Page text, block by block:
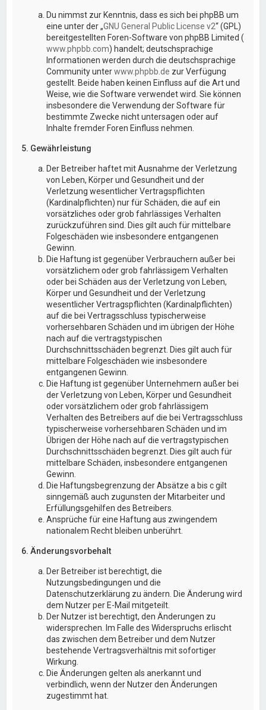
Du nimmst zur Kenntnis, dass es sich bei phpBB um
eine unter der „GNU General Public License v2“ (GPL)
bereitgestellten Foren-Software von phpBB Limited (
www.phpbb.com) handelt; deutschsprachige
Informationen werden durch die deutschsprachige
Community unterwww.phpbb.de zur Verfügung
gestellt. Beide haben keinen Einfluss auf die Art und
Weise, wie die Software verwendet wird. Sie können
insbesondere die Verwendung der Software für
bestimmte Zwecke nicht untersagen oder auf
Inhalte fremder Foren Einfluss nehmen.
5. Gewährleistung
Der Betreiber haftet mit Ausnahme der Verletzung
von Leben, Körper und Gesundheit und der
Verletzung wesentlicher Vertragspflichten
(Kardinalpflichten) nur für Schäden, die auf ein
vorsätzliches oder grob fahrlässiges Verhalten
zurückzuführen sind. Dies gilt auch für mittelbare
Folgeschäden wie insbesondere entgangenen
Gewinn.
Die Haftung ist gegenüber Verbrauchern außer bei
vorsätzlichem oder grob fahrlässigem Verhalten
oder bei Schäden aus der Verletzung von Leben,
Körper und Gesundheit und der Verletzung
wesentlicher Vertragspflichten (Kardinalpflichten)
auf die bei Vertragsschluss typischerweise
vorhersehbaren Schäden und im übrigen der Höhe
nach auf die vertragstypischen
Durchschnittsschäden begrenzt. Dies gilt auch für
mittelbare Folgeschäden wie insbesondere
entgangenen Gewinn.
Die Haftung ist gegenüber Unternehmern außer bei
der Verletzung von Leben, Körper und Gesundheit
oder vorsätzlichem oder grob fahrlässigem
Verhalten des Betreibers auf die bei Vertragsschluss
typischerweise vorhersehbaren Schäden und im
Übrigen der Höhe nach auf die vertragstypischen
Durchschnittsschäden begrenzt. Dies gilt auch für
mittelbare Schäden, insbesondere entgangenen
Gewinn.
Die Haftungsbegrenzung der Absätze a bis c gilt
sinngemäß auch zugunsten der Mitarbeiter und
Erfüllungsgehilfen des Betreibers.
Ansprüche für eine Haftung aus zwingendem
nationalem Recht bleiben unberührt.
6. Änderungsvorbehalt
Der Betreiber ist berechtigt, die
Nutzungsbedingungen und die
Datenschutzerklärung zu ändern. Die Änderung wird
dem Nutzer per E-Mail mitgeteilt.
Der Nutzer ist berechtigt, den Änderungen zu
widersprechen. Im Falle des Widerspruchs erlischt
das zwischen dem Betreiber und dem Nutzer
bestehende Vertragsverhältnis mit sofortiger
Wirkung.
Die Änderungen gelten als anerkannt und
verbindlich, wenn der Nutzer den Änderungen
zugestimmt hat.